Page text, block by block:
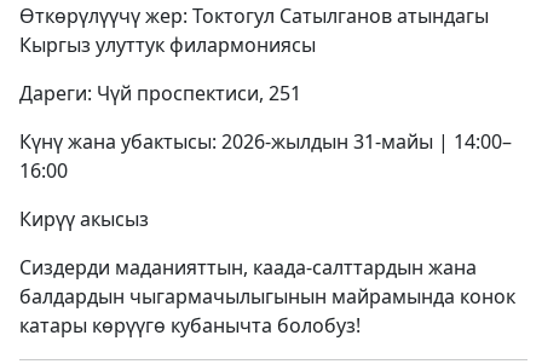
Өткөрүлүүчү жер: Токтогул Сатылганов атындагы
Кыргыз улуттук филармониясы
Дареги: Чүй проспектиси, 251
Күнү жана убактысы: 2026-жылдын 31-майы | 14:00–
16:00
Кирүү акысыз
Сиздерди маданияттын, каада-салттардын жана
балдардын чыгармачылыгынын майрамында конок
катары көрүүгө кубанычта болобуз!